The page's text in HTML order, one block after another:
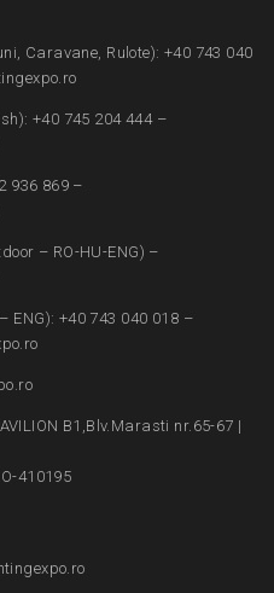
Caravane, Rulote): +40 743 040
+40 745 204 444 –
936 869 –
– RO-HU-ENG) –
ENG): +40 743 040 018 –
B1,Blv.Marasti nr.65-67 |
410195